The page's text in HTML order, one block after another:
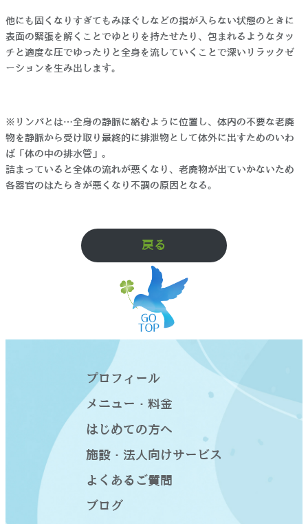
他にも固くなりすぎてもみほぐしなどの指が入らない状態のときに
表面の緊張を解くことでゆとりを持たせたり、包まれるようなタッ
チと適度な圧でゆったりと全身を流していくことで深いリラックゼ
ーションを生み出します。
※リンパとは…全身の静脈に絡むように位置し、体内の不要な老廃
物を静脈から受け取り最終的に排泄物として体外に出すためのいわ
ば「体の中の排水管」。
詰まっていると全体の流れが悪くなり、老廃物が出ていかないため
各器官のはたらきが悪くなり不調の原因となる。
戻る
プロフィール
メニュー・料金
はじめての方へ
施設・法人向けサービス
よくあるご質問
ブログ